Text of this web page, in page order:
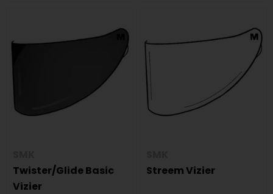
Twister/Glide Basic
Vizier
Streem Vizier